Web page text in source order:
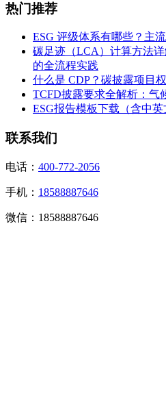
热门推荐
ESG 评级体系有哪些？主
碳足迹（LCA）计算方法
的全流程实践
什么是 CDP？碳披露项目
TCFD披露要求全解析：气
ESG报告模板下载（含中英
联系我们
电话： 400-772-2056
手机： 18588887646
微信：18588887646